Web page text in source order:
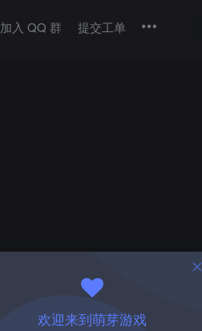
加入 QQ 群 提交工单
欢迎来到萌芽游戏